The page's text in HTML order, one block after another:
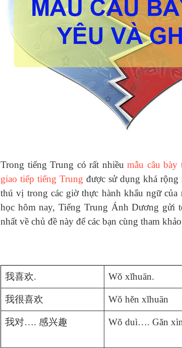
Trong tiếng Trung có rất nhiềumẫu câu bày
giao tiếp tiếng Trung được sử dụng khá rộng
thú vị trong các giờ thực hành khẩu ngữ
học hôm nay, Tiếng Trung Ánh Dương gửi
nhất về chủ đề này để các bạn cùng tham
我喜欢. Wǒ xǐhuān.
我很喜欢 Wǒ hěn xǐhuān
我对…. 感兴趣 Wǒ duì…. Gǎn